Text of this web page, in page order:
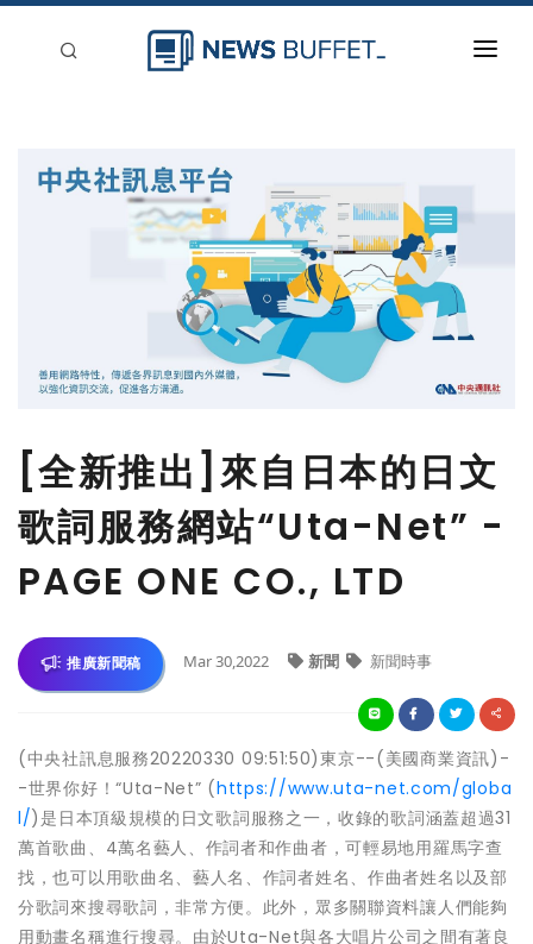
[全新推出]來自日本的日文
歌詞服務網站“Uta-Net” -
PAGE ONE CO., LTD
推廣新聞稿 Mar 30,2022 新聞 新聞時事
(中央社訊息服務20220330 09:51:50)東京--(美國商業資訊)-
-世界你好！“Uta-Net” (https://www.uta-net.com/globa
l/)是日本頂級規模的日文歌詞服務之一，收錄的歌詞涵蓋超過31
萬首歌曲、4萬名藝人、作詞者和作曲者，可輕易地用羅馬字查
找，也可以用歌曲名、藝人名、作詞者姓名、作曲者姓名以及部
分歌詞來搜尋歌詞，非常方便。此外，眾多關聯資料讓人們能夠
用動畫名稱進行搜尋。由於Uta-Net與各大唱片公司之間有著良